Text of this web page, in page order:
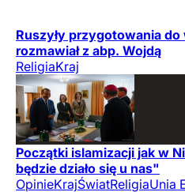
Ruszyły przygotowania
rozmawiał z abp. Wojdą
ReligiaKraj
Początki islamizacji jak w
będzie działo się u nas"
OpinieKrajŚwiatReligiaUnia